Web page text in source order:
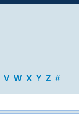
V W X Y Z #